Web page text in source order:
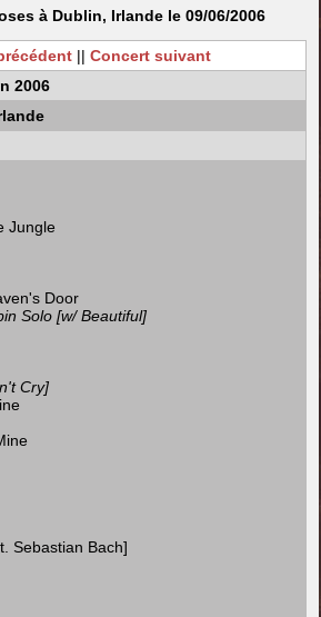
à Dublin, Irlande le 09/06/2006
|| Concert suivant
2006
Jungle
Door
Solo [w/ Beautiful]
Cry]
Sebastian Bach]